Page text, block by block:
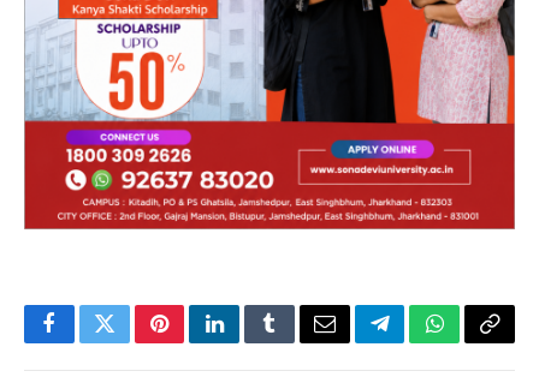
FacebookTwitterPinterestLinkedInTumblrEmailTelegramWhatsApp
Copy